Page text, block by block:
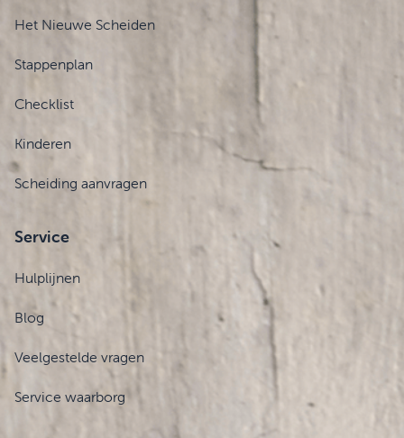
Het Nieuwe Scheiden
Stappenplan
Checklist
Kinderen
Scheiding aanvragen
Service
Hulplijnen
Blog
Veelgestelde vragen
Service waarborg